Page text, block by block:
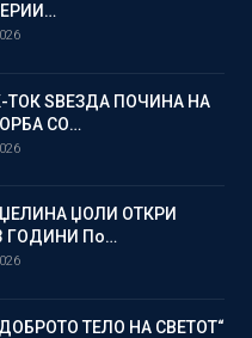
ТОК ЅВЕЗДА ПОЧИНА НА
СО…
ЏОЛИ ОТКРИ
ГОДИНИ По…
ТЕЛО НА СВЕТОТ“